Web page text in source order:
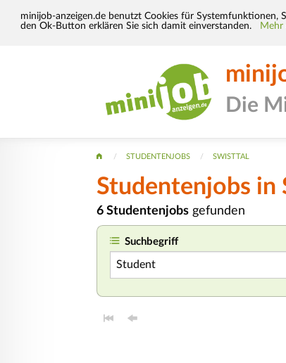
minijob-anzeigen.de benutzt Cookies für
den Ok-Button erklären Sie sich damit einverstanden.
Mehr
Die
STUDENTENJOBS SWISTTAL
Studentenjobs in
6 Studentenjobs gefunden
Suchbegriff